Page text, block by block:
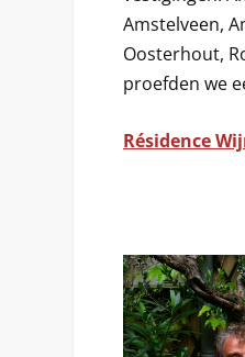
Amstelveen,
Oosterhout,
proefden we
Résidence